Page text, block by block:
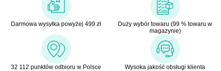
Darmowa wysyłka powyżej 499 zł
Duży wybór towaru (99 % towaru w
magazynie)
32 112 punktów odbioru w Polsce Wysoka jakość obsługi klienta